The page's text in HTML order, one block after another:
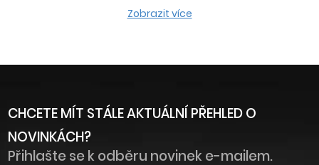
Zobrazit více
CHCETE MÍT STÁLE AKTUÁLNÍ PŘEHLED O
NOVINKÁCH?
Přihlašte se k odběru novinek e-mailem.